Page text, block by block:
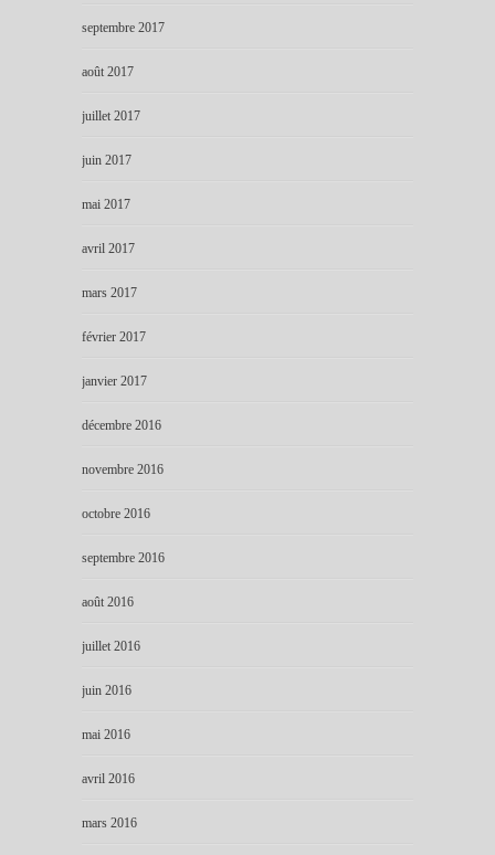
septembre 2017
août 2017
juillet 2017
juin 2017
mai 2017
avril 2017
mars 2017
février 2017
janvier 2017
décembre 2016
novembre 2016
octobre 2016
septembre 2016
août 2016
juillet 2016
juin 2016
mai 2016
avril 2016
mars 2016